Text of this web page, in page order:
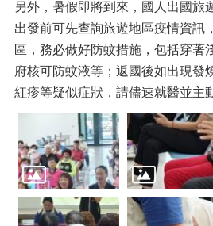
另外，暑假即將到來，國人出國旅
出發前可先查詢旅遊地區疫情資訊
區，務必做好防蚊措施，包括穿著
府核可防蚊液等；返國後如出現發
紅疹等疑似症狀，請儘速就醫並主